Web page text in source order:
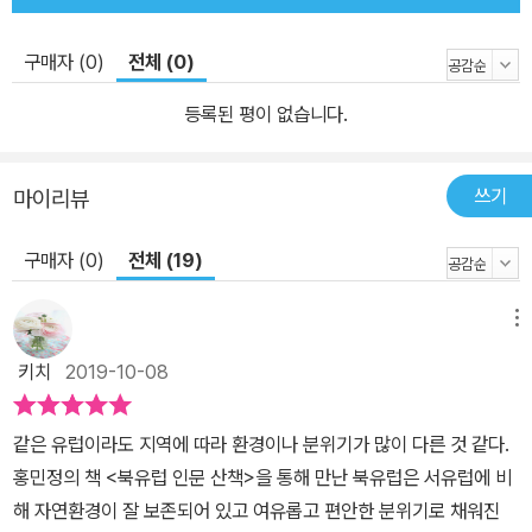
구매자 (0) 전체 (0)
등록된 평이 없습니다.
마이리뷰 쓰기
구매자 (0) 전체 (19)
키치 2019-10-08
같은 유럽이라도 지역에 따라 환경이나 분위기가 많이 다른 것 같다.
홍민정의 책 <북유럽 인문 산책>을 통해 만난 북유럽은 서유럽에 비
해 자연환경이 잘 보존되어 있고 여유롭고 편안한 분위기로 채워진